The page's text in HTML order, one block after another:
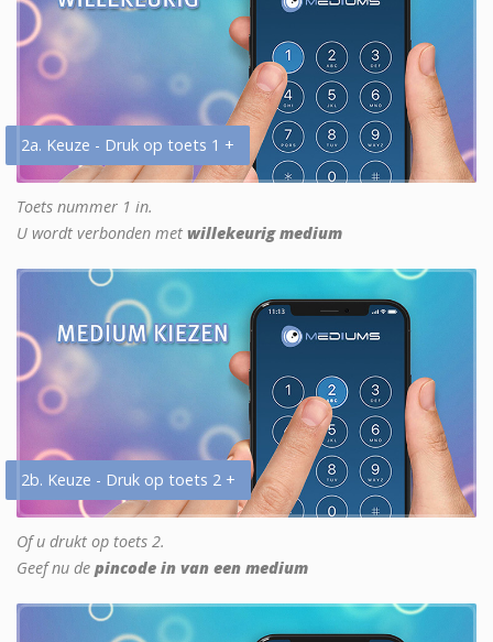
2a. Keuze - Druk op toets 1 +
Toets nummer 1 in.
U wordt verbonden met willekeurig medium
2b. Keuze - Druk op toets 2 +
Of u drukt op toets 2.
Geef nu de pincode in van een medium